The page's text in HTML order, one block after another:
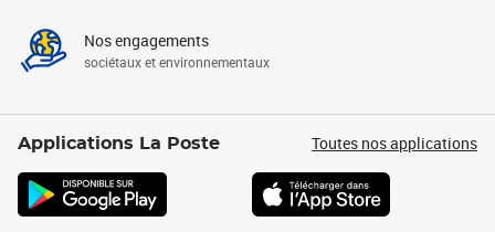
Nos engagements
sociétaux et environnementaux
Applications La Poste Toutes nos applications